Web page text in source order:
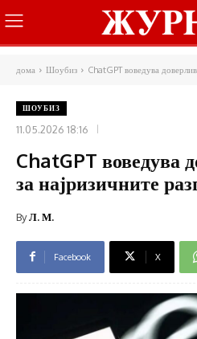
дома Шоубиз ChatGPT воведува
ШОУБИЗ
11.05.2026 18:16
ChatGPT воведува
за најризичните
ByЛ. М.
Facebook X